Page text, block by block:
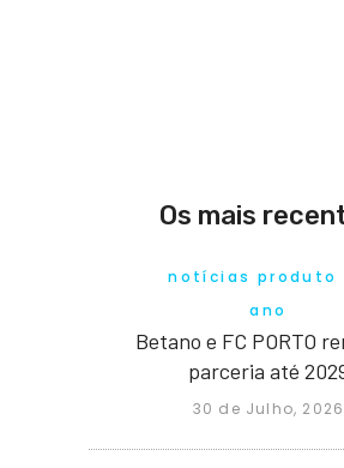
Os mais
notícias produto
ano
Betano e FC PORTO
parceria até
30 de Julho, 2026